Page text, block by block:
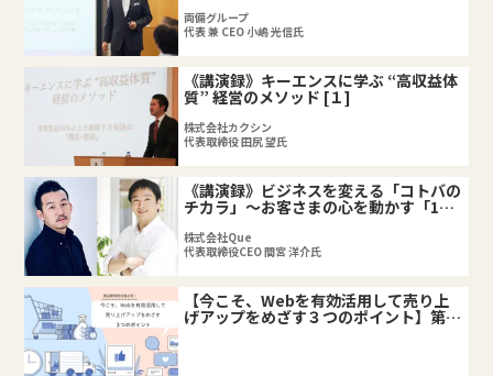
両備グループ
代表 兼 CEO 小嶋 光信氏
《講演録》キーエンスに学ぶ “高収益体
質” 経営のメソッド [１]
株式会社カクシン
代表取締役 田尻 望氏
《講演録》ビジネスを変える「コトバの
チカラ」～お客さまの心を動かす「11
株式会社Que
代表取締役CEO 間宮 洋介氏
【今こそ、Webを有効活用して売り上
げアップをめざす３つのポイント】第3